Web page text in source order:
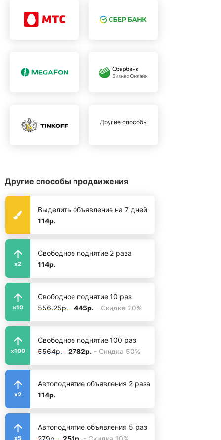
Другие способы
Другие способы продвижения
Выделить объявление на 7 дней
114р.
x2
Свободное поднятие 2 раза
114р.
x10
Свободное поднятие 10 раз
556.25р. 445р. - Скидка 20%
x100
Свободное поднятие 100 раз
5564р. 2782р. - Скидка 50%
x2
Автоподнятие объявления 2 раза
114р.
x5
Автоподнятие объявления 5 раз
279р. 251р. - Скидка 10%